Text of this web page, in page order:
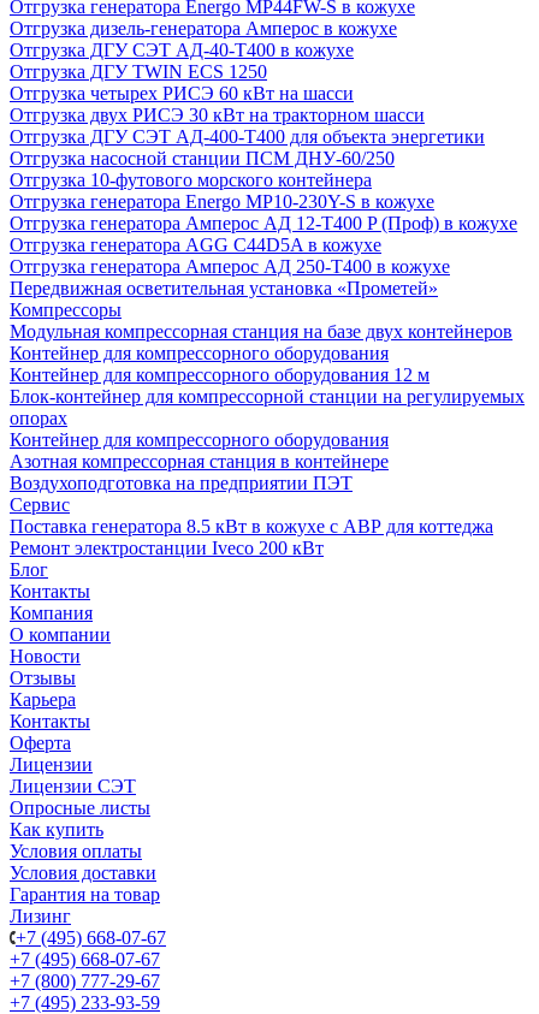
Отгрузка генератора Energo MP44FW-S в кожухе
Отгрузка дизель-генератора Амперос в кожухе
Отгрузка ДГУ СЭТ АД-40-Т400 в кожухе
Отгрузка ДГУ TWIN ECS 1250
Отгрузка четырех РИСЭ 60 кВт на шасси
Отгрузка двух РИСЭ 30 кВт на тракторном шасси
Отгрузка ДГУ СЭТ АД-400-Т400 для объекта энергетики
Отгрузка насосной станции ПСМ ДНУ-60/250
Отгрузка 10-футового морского контейнера
Отгрузка генератора Energo MP10-230Y-S в кожухе
Отгрузка генератора Амперос АД 12-Т400 P (Проф) в кожухе
Отгрузка генератора AGG C44D5A в кожухе
Отгрузка генератора Амперос АД 250-Т400 в кожухе
Передвижная осветительная установка «Прометей»
Компрессоры
Модульная компрессорная станция на базе двух контейнеров
Контейнер для компрессорного оборудования
Контейнер для компрессорного оборудования 12 м
Блок-контейнер для компрессорной станции на регулируемых
опорах
Контейнер для компрессорного оборудования
Азотная компрессорная станция в контейнере
Воздухоподготовка на предприятии ПЭТ
Сервис
Поставка генератора 8.5 кВт в кожухе с АВР для коттеджа
Ремонт электростанции Iveco 200 кВт
Блог
Контакты
Компания
О компании
Новости
Отзывы
Карьера
Контакты
Оферта
Лицензии
Лицензии СЭТ
Опросные листы
Как купить
Условия оплаты
Условия доставки
Гарантия на товар
Лизинг
+7 (495) 668-07-67
+7 (495) 668-07-67
+7 (800) 777-29-67
+7 (495) 233-93-59